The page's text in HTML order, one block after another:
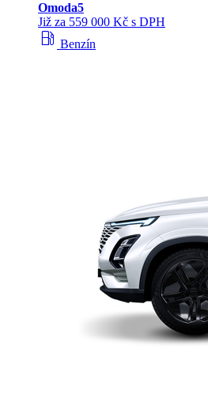
Omoda5
Již za 559 000 Kč s DPH
local_gas_station Benzín